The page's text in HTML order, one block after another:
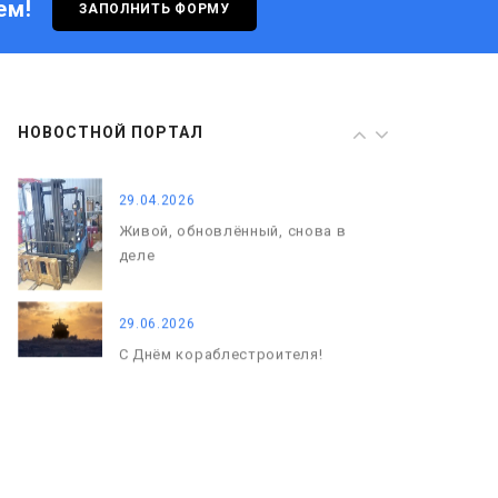
ЗАПОЛНИТЬ ФОРМУ
НОВОСТНОЙ ПОРТАЛ
С Днём кораблестроителя!
С Днём Победы. Память, которая
29.04.2026
Живой, обновлённый, снова в
деле
29.06.2026
С Днём кораблестроителя!